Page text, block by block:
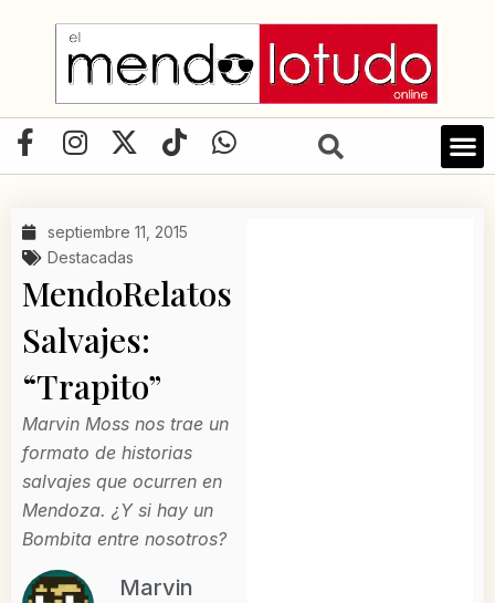
contenido
F
a
e
b
o
o
k
-
f
I
n
t
a
r
a
m
X
-
w
i
t
t
e
r
T
i
t
W
h
p
septiembre 11, 2015
Destacadas
MendoRelatos
Salvajes:
“Trapito”
Marvin Moss nos trae un
formato de historias
salvajes que ocurren en
Mendoza. ¿Y si hay un
Bombita entre nosotros?
Marvin